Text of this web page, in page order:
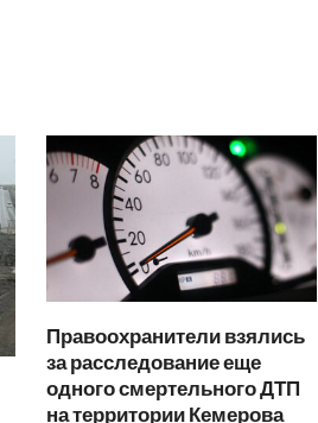
Правоохранители взялись
за расследование еще
одного смертельного ДТП
на территории Кемерова